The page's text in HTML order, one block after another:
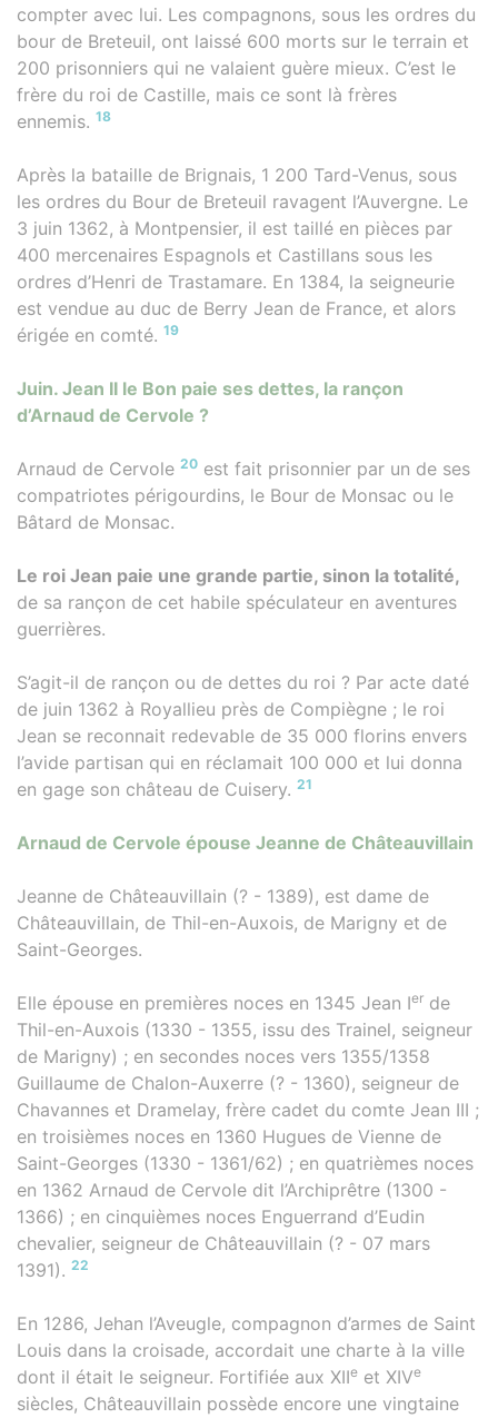
compter avec lui. Les compagnons, sous les ordres du
bour de Breteuil, ont laissé 600 morts sur le terrain et
200 prisonniers qui ne valaient guère mieux. C’est le
frère du roi de Castille, mais ce sont là frères
ennemis. 18
Après la bataille de Brignais, 1 200 Tard-Venus, sous
les ordres du Bour de Breteuil ravagent l’Auvergne. Le
3 juin 1362, à Montpensier, il est taillé en pièces par
400 mercenaires Espagnols et Castillans sous les
ordres d’Henri de Trastamare. En 1384, la seigneurie
est vendue au duc de Berry Jean de France, et alors
érigée en comté. 19
Juin. Jean II le Bon paie ses dettes, la rançon
d’Arnaud de Cervole ?
Arnaud de Cervole 20 est fait prisonnier par un de ses
compatriotes périgourdins, le Bour de Monsac ou le
Bâtard de Monsac.
Le roi Jean paie une grande partie, sinon la totalité,
de sa rançon de cet habile spéculateur en aventures
guerrières.
S’agit-il de rançon ou de dettes du roi ? Par acte daté
de juin 1362 à Royallieu près de Compiègne ; le roi
Jean se reconnait redevable de 35 000 florins envers
l’avide partisan qui en réclamait 100 000 et lui donna
en gage son château de Cuisery. 21
Arnaud de Cervole épouse Jeanne de Châteauvillain
Jeanne de Châteauvillain (? - 1389), est dame de
Châteauvillain, de Thil-en-Auxois, de Marigny et de
Saint-Georges.
Elle épouse en premières noces en 1345 Jean Ier de
Thil-en-Auxois (1330 - 1355, issu des Trainel, seigneur
de Marigny) ; en secondes noces vers 1355/1358
Guillaume de Chalon-Auxerre (? - 1360), seigneur de
Chavannes et Dramelay, frère cadet du comte Jean III ;
en troisièmes noces en 1360 Hugues de Vienne de
Saint-Georges (1330 - 1361/62) ; en quatrièmes noces
en 1362 Arnaud de Cervole dit l’Archiprêtre (1300 -
1366) ; en cinquièmes noces Enguerrand d’Eudin
chevalier, seigneur de Châteauvillain (? - 07 mars
1391). 22
En 1286, Jehan l’Aveugle, compagnon d’armes de Saint
Louis dans la croisade, accordait une charte à la ville
dont il était le seigneur. Fortifiée aux XIIe et XIVe
siècles, Châteauvillain possède encore une vingtaine